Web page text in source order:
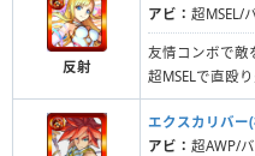
反射
アビ： 超MSEL/
友情コンボで敵
超MSELで直殴
エクスカリバー
アビ： 超AWP/